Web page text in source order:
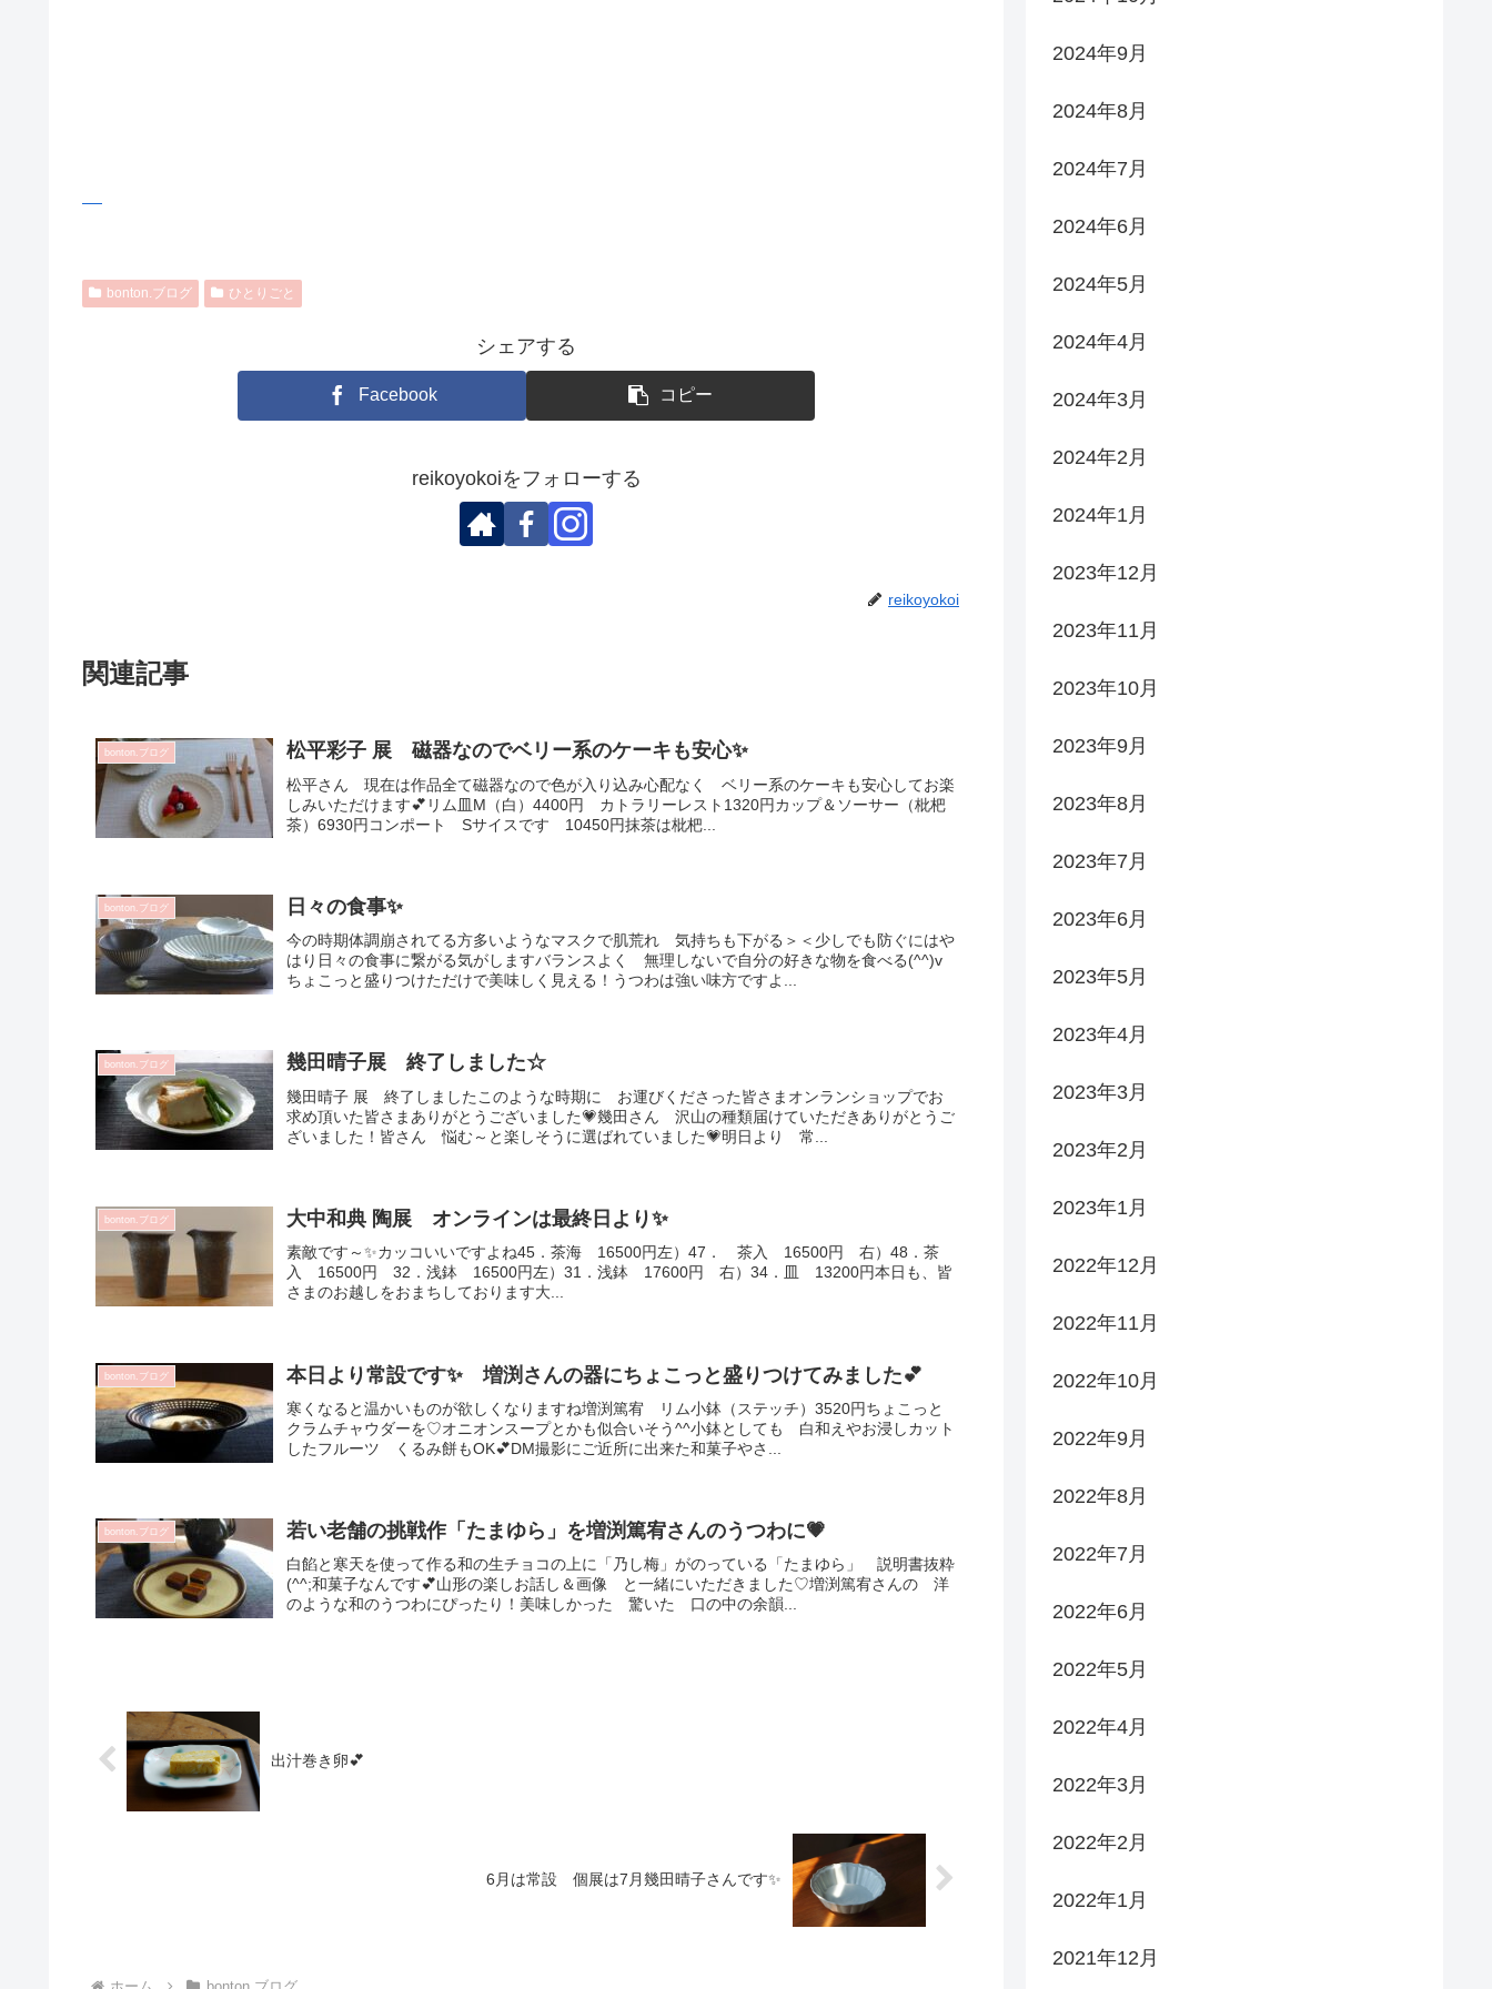
bonton.ブログ ひとりごと
シェアする
Facebook コピー
reikoyokoiをフォローする
reikoyokoi
関連記事
bonton.ブログ 松平彩子 展 磁器なのでベリー系のケーキも安心✨
松平さん 現在は作品全て磁器なので色が入り込み心配なく ベリー系のケーキも安心してお楽
しみいただけます💕リム皿M（白）4400円 カトラリーレスト1320円カップ＆ソーサー（枇杷
茶）6930円コンポート Sサイスです 10450円抹茶は枇杷...
bonton.ブログ 日々の食事✨
今の時期体調崩されてる方多いようなマスクで肌荒れ 気持ちも下がる＞＜少しでも防ぐにはや
はり日々の食事に繋がる気がしますバランスよく 無理しないで自分の好きな物を食べる(^^)v
ちょこっと盛りつけただけで美味しく見える！うつわは強い味方ですよ...
bonton.ブログ 幾田晴子展 終了しました☆
幾田晴子 展 終了しましたこのような時期に お運びくださった皆さまオンランショップでお
求め頂いた皆さまありがとうございました💗幾田さん 沢山の種類届けていただきありがとうご
ざいました！皆さん 悩む～と楽しそうに選ばれていました💗明日より 常...
bonton.ブログ 大中和典 陶展 オンラインは最終日より✨
素敵です～✨カッコいいですよね45．茶海 16500円左）47． 茶入 16500円 右）48．茶
入 16500円 32．浅鉢 16500円左）31．浅鉢 17600円 右）34．皿 13200円本日も、皆
さまのお越しをおまちしております大...
bonton.ブログ 本日より常設です✨ 増渕さんの器にちょこっと盛りつけてみました💕
寒くなると温かいものが欲しくなりますね増渕篤宥 リム小鉢（ステッチ）3520円ちょこっと
クラムチャウダーを♡オニオンスープとかも似合いそう^^小鉢としても 白和えやお浸しカット
したフルーツ くるみ餅もOK💕DM撮影にご近所に出来た和菓子やさ...
bonton.ブログ 若い老舗の挑戦作「たまゆら」を増渕篤宥さんのうつわに💗
白餡と寒天を使って作る和の生チョコの上に「乃し梅」がのっている「たまゆら」 説明書抜粋
(^^;和菓子なんです💕山形の楽しお話し＆画像 と一緒にいただきました♡増渕篤宥さんの 洋
のような和のうつわにぴったり！美味しかった 驚いた 口の中の余韻...
出汁巻き卵💕
6月は常設 個展は7月幾田晴子さんです✨
2024年9月
2024年8月
2024年7月
2024年6月
2024年5月
2024年4月
2024年3月
2024年2月
2024年1月
2023年12月
2023年11月
2023年10月
2023年9月
2023年8月
2023年7月
2023年6月
2023年5月
2023年4月
2023年3月
2023年2月
2023年1月
2022年12月
2022年11月
2022年10月
2022年9月
2022年8月
2022年7月
2022年6月
2022年5月
2022年4月
2022年3月
2022年2月
2022年1月
2021年12月